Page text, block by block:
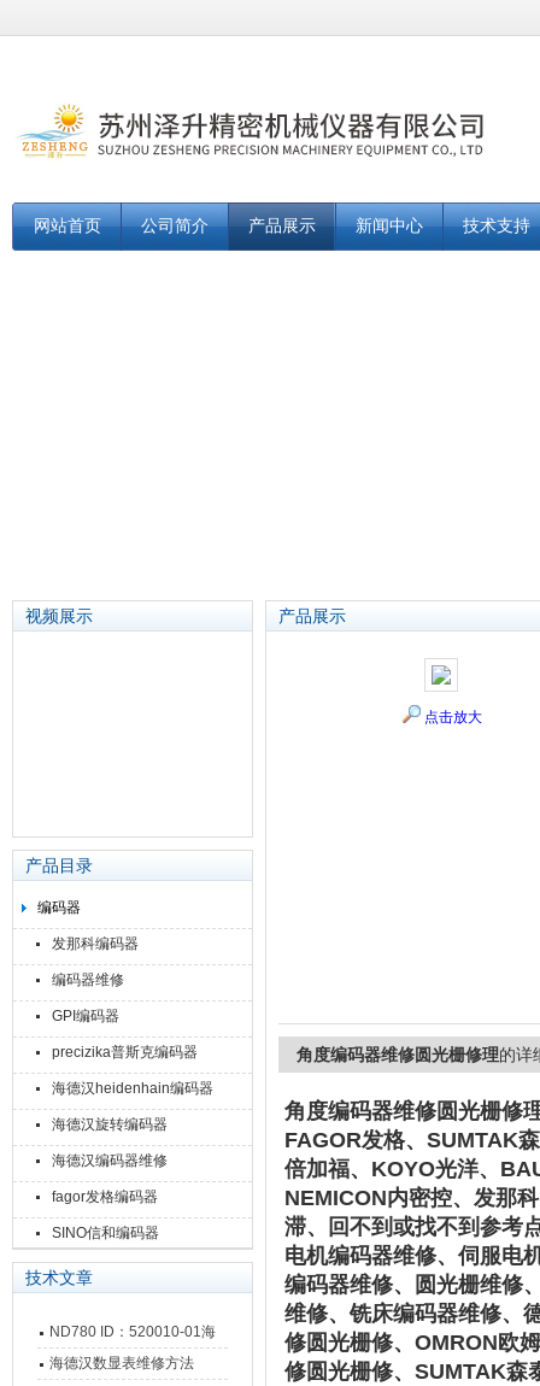
网站首页 公司简介 产品展示 新闻中心 技术支持
视频展示
产品目录
编码器
发那科编码器
编码器维修
GPI编码器
precizika普斯克编码器
海德汉heidenhain编码器
海德汉旋转编码器
海德汉编码器维修
fagor发格编码器
SINO信和编码器
技术文章
ND780 ID：520010-01海
德汉数显表故障维修内容
海德汉数显表维修方法
产品展示
点击放大
角度编码器维修圆光栅修理的详
角度编码器维修圆光栅修
FAGOR发格、‌SUMTAK
倍加福、KOYO光洋、
NEMICON内密控、发那
滞、回不到或找不到参考
电机编码器维修、伺服电
编码器维修、圆光栅维修
维修、铣床编码器维修、
修圆光栅修、OMRON欧
修圆光栅修、‌SUMTAK森